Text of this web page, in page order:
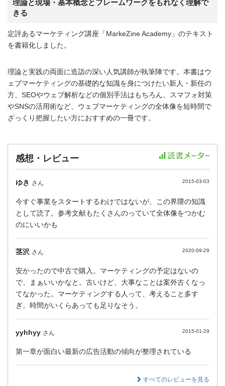
理論と現場・基本概念とフレームワークをもれなく理解で
きる
定評あるマーケティング講座「MarkeZine Academy」のテキスト
を書籍化しました。
理論と実践の両面に造詣の深い人気講師が執筆陣です。本書はウ
ェブマーケティングの基礎的な知識を身につけたい新人・新任の
方、SEOやウェブ解析などの個別手法はもちろん、スマフォ対策
やSNSの活用術など、ウェブマーケティングの全体像を短時間で
ざっくり把握したい方におすすめの一冊です。
感想・レビュー
ゆき さん 2015-03-03
今すぐ事業をスタートするわけではないが、この界隈の知識
として読了。参考文献もたくさんのっていて全体像をつかむ
のにいいかも
茎沢 さん 2020-09-29
安かったので中古で購入。マーケティングの予定はないの
で、まぁいいかなと。古いけど、大事なことは案外古くなっ
てなかった。マーケティングする人って、考えること多す
ぎ。時間がいくらあっても足りなそう。
yyhhyy さん 2015-01-29
第一章が面白い最新の広告活動の傾向が整理されている
すべてのレビューを見る